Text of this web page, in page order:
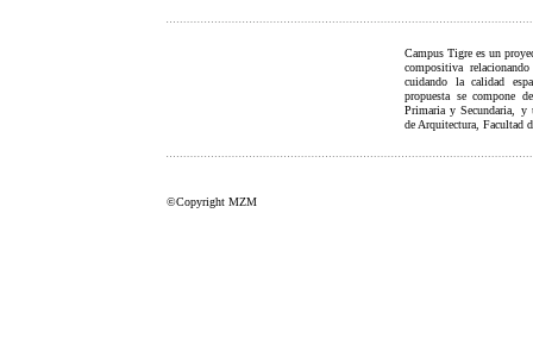
Campus Tigre es un
compositiva
cuidando la calidad
propuesta se compone
Primaria y Secundaria, y
de Arquitectura, Facultad
©Copyright MZM